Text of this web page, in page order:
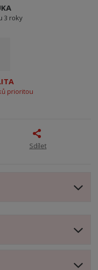
3 roky
prioritou
Sdílet